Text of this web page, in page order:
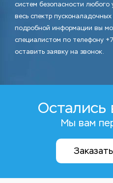
систем безопасности любого
весь спектр
подробной информации вы
специалистом по телефону
оставить заявку на звонок.
Остались
Мы вам